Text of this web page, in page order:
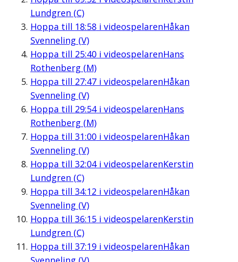
Lundgren (C)
Hoppa till 18:58i videospelarenHåkan
Svenneling (V)
Hoppa till 25:40i videospelarenHans
Rothenberg (M)
Hoppa till 27:47i videospelarenHåkan
Svenneling (V)
Hoppa till 29:54i videospelarenHans
Rothenberg (M)
Hoppa till 31:00i videospelarenHåkan
Svenneling (V)
Hoppa till 32:04i videospelarenKerstin
Lundgren (C)
Hoppa till 34:12 i videospelarenHåkan
Svenneling (V)
Hoppa till 36:15i videospelarenKerstin
Lundgren (C)
Hoppa till 37:19i videospelarenHåkan